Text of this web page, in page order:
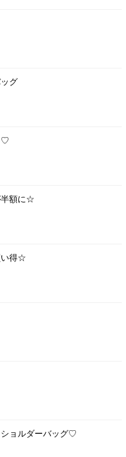
グ
♡
額に☆
い得☆
ョルダーバッグ♡